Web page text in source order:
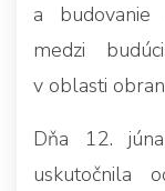
a budovanie
medzi
v oblasti
Dňa 12.
uskutočnila